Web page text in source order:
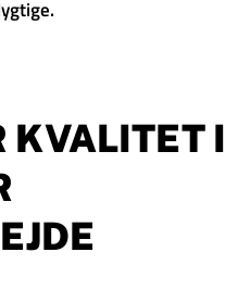
KVALITET I